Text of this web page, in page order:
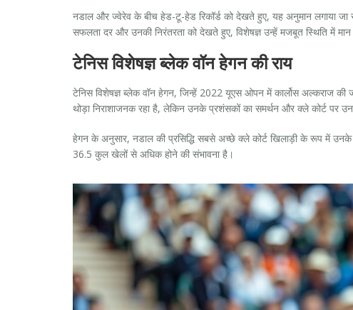
नडाल और ज्वेरेव के बीच हेड-टू-हेड रिकॉर्ड को देखते हुए, यह अनुमान लगाया जा
सफलता दर और उनकी निरंतरता को देखते हुए, विशेषज्ञ उन्हें मजबूत स्थिति में मान
टेनिस विशेषज्ञ ब्लेक वॉन हेगन की राय
टेनिस विशेषज्ञ ब्लेक वॉन हेगन, जिन्हें 2022 यूएस ओपन में कार्लोस अल्कराज की
थोड़ा निराशाजनक रहा है, लेकिन उनके प्रशंसकों का समर्थन और क्ले कोर्ट पर
हेगन के अनुसार, नडाल की प्रसिद्धि सबसे अच्छे क्ले कोर्ट खिलाड़ी के रूप में उनके
36.5 कुल खेलों से अधिक होने की संभावना है।